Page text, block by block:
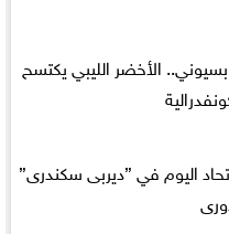
بسيوني.. الأخضر الليبي يكتسح
اليوم في ”ديربى سكندرى”